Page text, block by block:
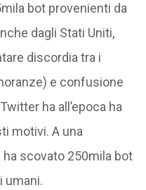
bot provenienti da
dagli Stati Uniti,
discordia tra i
e confusione
ha all’epoca ha
motivi. A una
scovato 250mila bot
umani.